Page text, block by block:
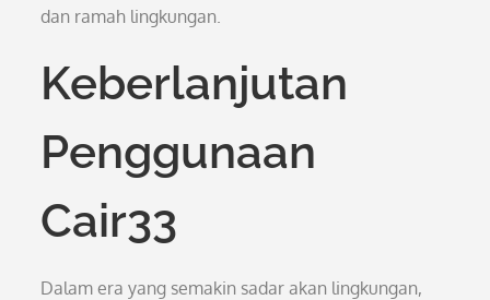
dan ramah lingkungan.
Keberlanjutan
Penggunaan
Cair33
Dalam era yang semakin sadar akan lingkungan,